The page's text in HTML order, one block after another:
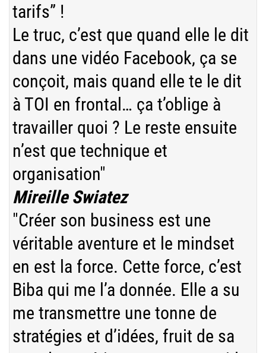
tarifs” !
Le truc, c’est que quand elle le dit
dans une vidéo Facebook, ça se
conçoit, mais quand elle te le dit
à TOI en frontal… ça t’oblige à
travailler quoi ? Le reste ensuite
n’est que technique et
organisation"
Mireille Swiatez
"Créer son business est une
véritable aventure et le mindset
en est la force. Cette force, c’est
Biba qui me l’a donnée. Elle a su
me transmettre une tonne de
stratégies et d’idées, fruit de sa